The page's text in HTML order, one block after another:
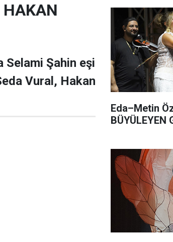
Selami Şahin eşi
Vural, Hakan
Eda–Metin
BÜYÜLEYEN